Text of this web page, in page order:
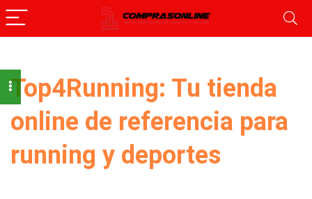
Top4Running: Tu tienda
online de referencia para
running y deportes